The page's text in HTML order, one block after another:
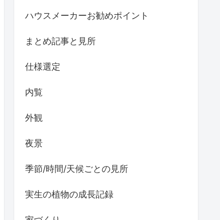
ハウスメーカーお勧めポイント
まとめ記事と見所
仕様選定
内覧
外観
夜景
季節/時間/天候ごとの見所
実生の植物の成長記録